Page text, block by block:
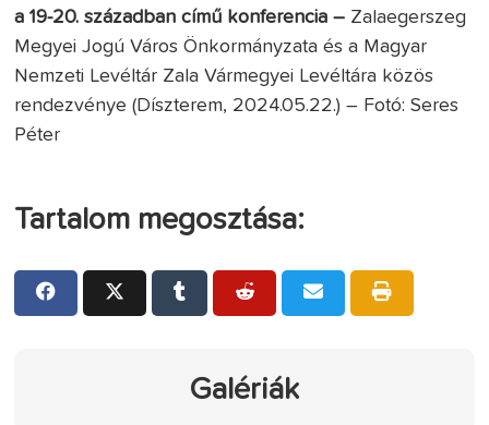
a 19-20. században című konferencia – Zalaegerszeg
Megyei Jogú Város Önkormányzata és a Magyar
Nemzeti Levéltár Zala Vármegyei Levéltára közös
rendezvénye (Díszterem, 2024.05.22.) – Fotó: Seres
Péter
Tartalom megosztása:
Galériák